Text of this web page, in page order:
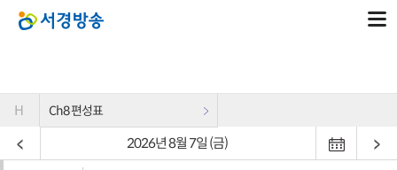
H Ch8 편성표
2026년 8월 7일 (금)